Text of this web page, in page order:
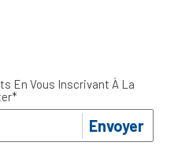
En Vous Inscrivant À La
Envoyer